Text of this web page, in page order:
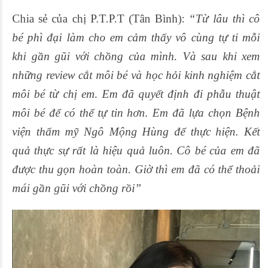
Chia sẻ của chị P.T.P.T (Tân Bình): “Từ lâu thì cô
bé phì đại làm cho em cảm thấy vô cùng tự ti mỗi
khi gần gũi với chồng của mình. Và sau khi xem
những review cắt môi bé và học hỏi kinh nghiệm cắt
môi bé từ chị em. Em đã quyết định đi phẫu thuật
môi bé để có thể tự tin hơn. Em đã lựa chọn Bệnh
viện thẩm mỹ Ngô Mộng Hùng để thực hiện. Kết
quả thực sự rất là hiệu quả luôn. Cô bé của em đã
được thu gọn hoàn toàn. Giờ thì em đã có thể thoải
mái gần gũi với chồng rồi”